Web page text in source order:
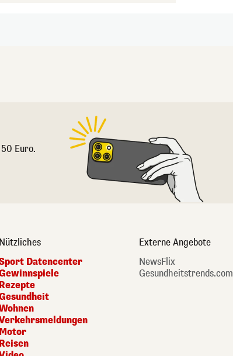
Euro.
Nützliches
Datencenter
Rezepte
Motor
Reisen
Externe Angebote
NewsFlix
Gesundheitstrends.com